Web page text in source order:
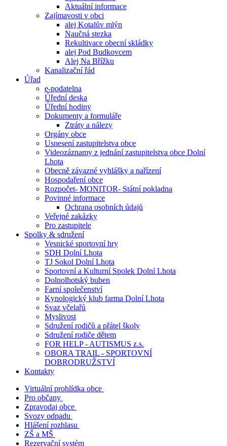
Aktuální informace
Zajímavosti v obci
alej Kotalův mlýn
Naučná stezka
Rekultivace obecní skládky
alej Pod Budkovcem
Alej Na Břížku
Kanalizační řád
Úřad
e-podatelna
Úřední deska
Úřední hodiny
Dokumenty a formuláře
Ztráty a nálezy
Orgány obce
Usnesení zastupitelstva obce
Videozáznamy z jednání zastupitelstva obce Dolní
Lhota
Obecně závazné vyhlášky a nařízení
Hospodaření obce
Rozpočet- MONITOR- Státní pokladna
Povinné informace
Ochrana osobních údajů
Veřejné zakázky
Pro zastupitele
Spolky & sdružení
Vesnické sportovní hry
SDH Dolní Lhota
TJ Sokol Dolní Lhota
Sportovní a Kulturní Spolek Dolní Lhota
Dolnolhotský buben
Farní společenství
Kynologický klub farma Dolní Lhota
Svaz včelařů
Myslivost
Sdružení rodičů a přátel školy
Sdružení rodiče dětem
FOR HELP - AUTISMUS z.s.
OBORA TRAIL - SPORTOVNÍ
DOBRODRUŽSTVÍ
Kontakty
Virtuální prohlídka obce
Pro občany
Zpravodaj obce
Svozy odpadu
Hlášení rozhlasu
ZŠ a MŠ
Rezervační systém